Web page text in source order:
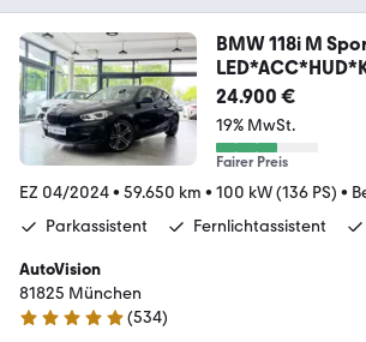
BMW 118i M
24.900 €
19% MwSt.
Fairer Preis
EZ 04/2024• 59.650 km • 100 kW (136 PS) •
Parkassistent
Fernlichtassistent
AutoVision
81825 München
4.9 Sterne
(534)